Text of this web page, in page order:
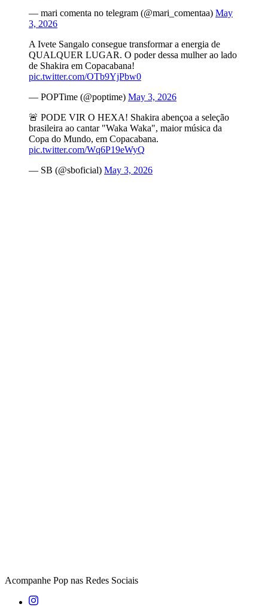
— mari comenta no telegram (@mari_comentaa) May
3, 2026
A Ivete Sangalo consegue transformar a energia de
QUALQUER LUGAR. O poder dessa mulher ao lado
de Shakira em Copacabana!
pic.twitter.com/OTb9YjPbw0
— POPTime (@poptime) May 3, 2026
🚨 PODE VIR O HEXA! Shakira abençoa a seleção
brasileira ao cantar "Waka Waka", maior música da
Copa do Mundo, em Copacabana.
pic.twitter.com/Wq6P19eWyQ
— SB (@sboficial) May 3, 2026
Acompanhe Pop nas Redes Sociais